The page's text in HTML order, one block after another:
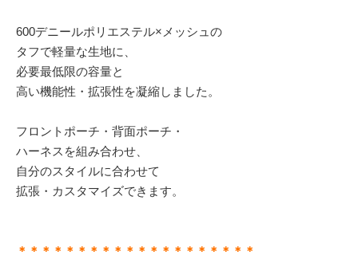
600デニールポリエステル×メッシュの
タフで軽量な生地に、
必要最低限の容量と
高い機能性・拡張性を凝縮しました。
フロントポーチ・背面ポーチ・
ハーネスを組み合わせ、
自分のスタイルに合わせて
拡張・カスタマイズできます。
＊＊＊＊＊＊＊＊＊＊＊＊＊＊＊＊＊＊＊＊